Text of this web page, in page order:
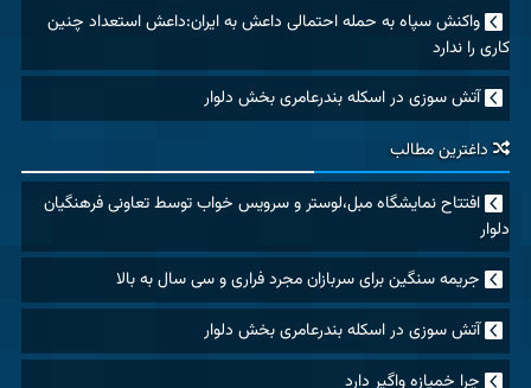
واکنش سپاه به حمله احتمالی داعش به ایران:داعش استعداد چنین
کاری را ندارد
آتش سوزی در اسکله بندرعامری بخش دلوار
داغترین مطالب
افتتاح نمایشگاه مبل،لوستر و سرویس خواب توسط تعاونی فرهنگیان
دلوار
جریمه سنگین برای سربازان مجرد فراری و سی سال به بالا
آتش سوزی در اسکله بندرعامری بخش دلوار
چرا خمیازه واگیر دارد